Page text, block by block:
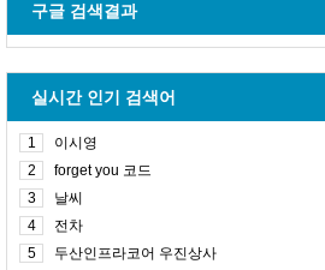
구글 검색결과
실시간 인기 검색어
1
이시영
2
forget you 코드
3
날씨
4
전차
5
두산인프라코어 우진상사